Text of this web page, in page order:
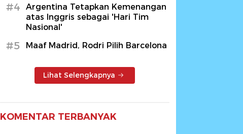
#4
Argentina Tetapkan Kemenangan
atas Inggris sebagai 'Hari Tim
Nasional'
#5 Maaf Madrid, Rodri Pilih Barcelona
Lihat Selengkapnya
KOMENTAR TERBANYAK